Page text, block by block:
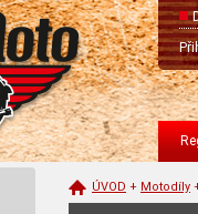
ÚVOD + Motodíly